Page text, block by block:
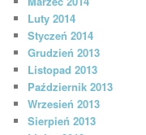
Luty 2014
Styczeń 2014
Grudzień 2013
Listopad 2013
Październik 2013
Wrzesień 2013
Sierpień 2013